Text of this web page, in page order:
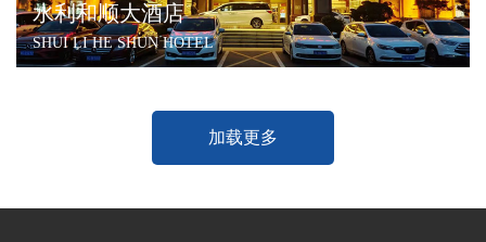
水利和顺大酒店
SHUI LI HE SHUN HOTEL
加载更多